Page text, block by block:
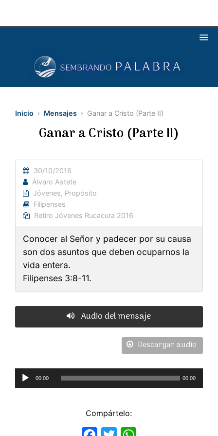
Inicio › Mensajes › Ganar a Cristo (Parte II)
Ganar a Cristo (Parte II)
30/10/2016
Álvaro Astete
Jóvenes, Propósito
Filipenses
Retiro Jóvenes Rucacura 2016
Conocer al Señor y padecer por su causa
son dos asuntos que deben ocuparnos la
vida entera.
Filipenses 3:8-11.
Audio del mensaje
Descargar audio
Reproductor
de
00:00 00:00
Compártelo: